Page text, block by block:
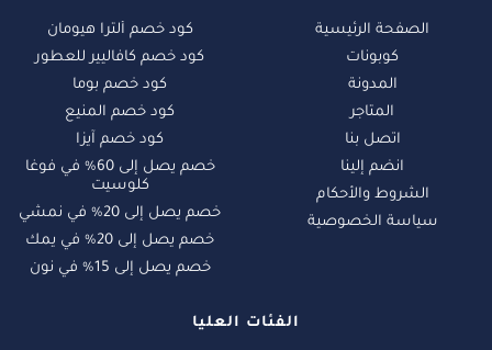
الصفحة الرئيسية
كوبونات
المدونة
المتاجر
اتصل بنا
انضم إلينا
الشروط والأحكام
سياسة الخصوصية
كود خصم ألترا هيومان
كود خصم كافاليير للعطور
كود خصم بوما
كود خصم المنيع
كود خصم آيزا
خصم يصل إلى 60% في فوغا
كلوسيت
خصم يصل إلى 20% في نمشي
خصم يصل إلى 20% في يمك
خصم يصل إلى 15% في نون
الفئات العليا